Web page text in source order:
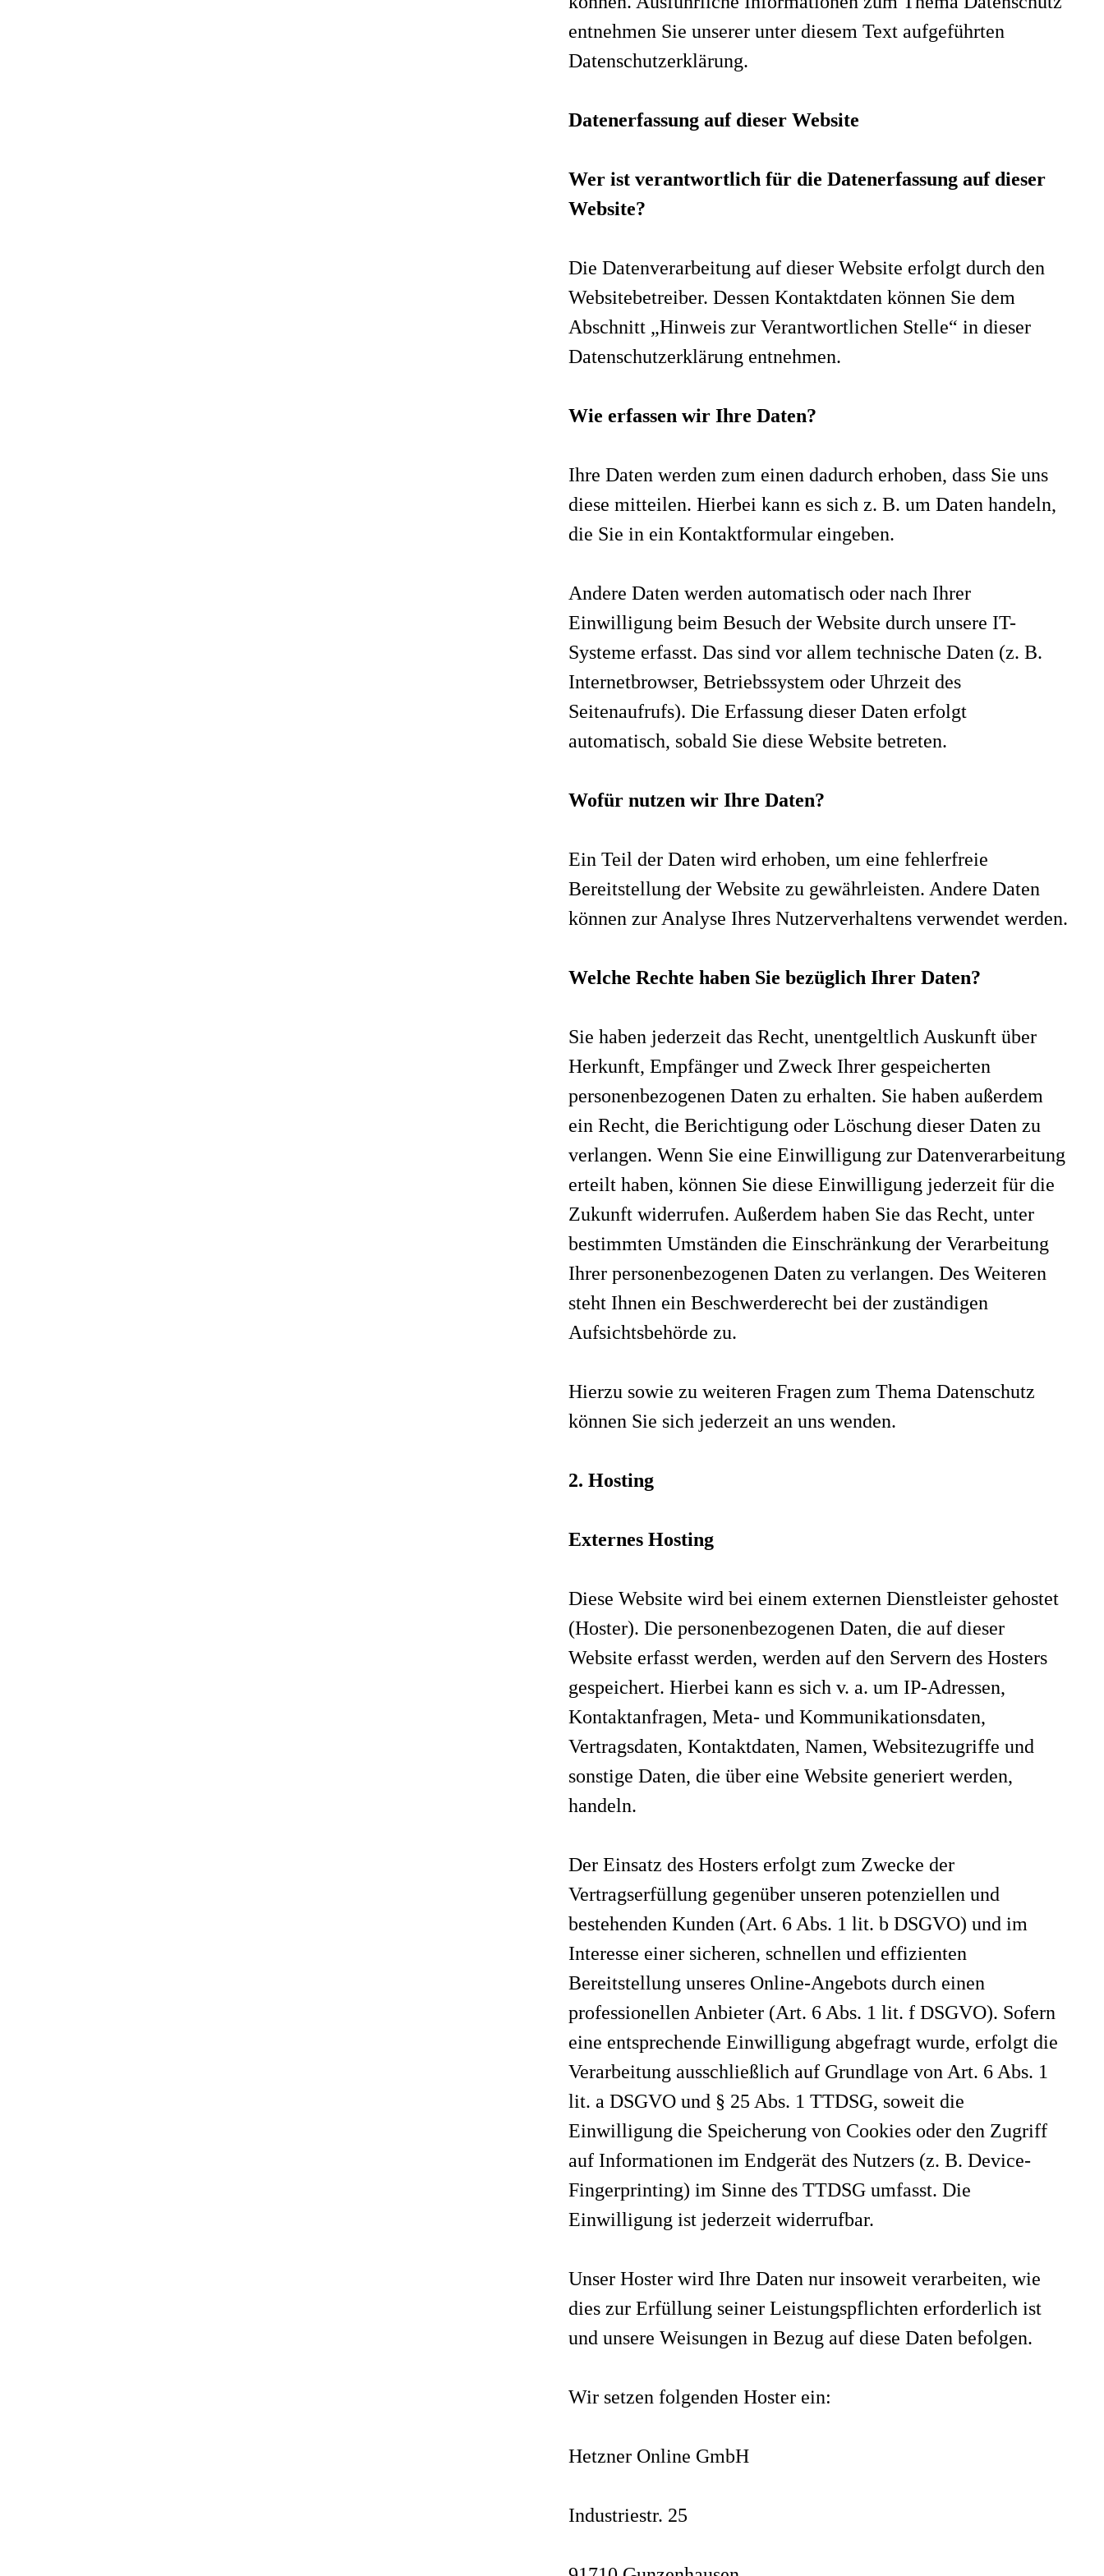
entnehmen Sie unserer unter diesem Text aufgeführten
Datenschutzerklärung.
Datenerfassung auf dieser Website
Wer ist verantwortlich für die Datenerfassung auf dieser
Website?
Die Datenverarbeitung auf dieser Website erfolgt durch den
Websitebetreiber. Dessen Kontaktdaten können Sie dem
Abschnitt „Hinweis zur Verantwortlichen Stelle“ in dieser
Datenschutzerklärung entnehmen.
Wie erfassen wir Ihre Daten?
Ihre Daten werden zum einen dadurch erhoben, dass Sie uns
diese mitteilen. Hierbei kann es sich z. B. um Daten handeln,
die Sie in ein Kontaktformular eingeben.
Andere Daten werden automatisch oder nach Ihrer
Einwilligung beim Besuch der Website durch unsere IT-
Systeme erfasst. Das sind vor allem technische Daten (z. B.
Internetbrowser, Betriebssystem oder Uhrzeit des
Seitenaufrufs). Die Erfassung dieser Daten erfolgt
automatisch, sobald Sie diese Website betreten.
Wofür nutzen wir Ihre Daten?
Ein Teil der Daten wird erhoben, um eine fehlerfreie
Bereitstellung der Website zu gewährleisten. Andere Daten
können zur Analyse Ihres Nutzerverhaltens verwendet werden.
Welche Rechte haben Sie bezüglich Ihrer Daten?
Sie haben jederzeit das Recht, unentgeltlich Auskunft über
Herkunft, Empfänger und Zweck Ihrer gespeicherten
personenbezogenen Daten zu erhalten. Sie haben außerdem
ein Recht, die Berichtigung oder Löschung dieser Daten zu
verlangen. Wenn Sie eine Einwilligung zur Datenverarbeitung
erteilt haben, können Sie diese Einwilligung jederzeit für die
Zukunft widerrufen. Außerdem haben Sie das Recht, unter
bestimmten Umständen die Einschränkung der Verarbeitung
Ihrer personenbezogenen Daten zu verlangen. Des Weiteren
steht Ihnen ein Beschwerderecht bei der zuständigen
Aufsichtsbehörde zu.
Hierzu sowie zu weiteren Fragen zum Thema Datenschutz
können Sie sich jederzeit an uns wenden.
2. Hosting
Externes Hosting
Diese Website wird bei einem externen Dienstleister gehostet
(Hoster). Die personenbezogenen Daten, die auf dieser
Website erfasst werden, werden auf den Servern des Hosters
gespeichert. Hierbei kann es sich v. a. um IP-Adressen,
Kontaktanfragen, Meta- und Kommunikationsdaten,
Vertragsdaten, Kontaktdaten, Namen, Websitezugriffe und
sonstige Daten, die über eine Website generiert werden,
handeln.
Der Einsatz des Hosters erfolgt zum Zwecke der
Vertragserfüllung gegenüber unseren potenziellen und
bestehenden Kunden (Art. 6 Abs. 1 lit. b DSGVO) und im
Interesse einer sicheren, schnellen und effizienten
Bereitstellung unseres Online-Angebots durch einen
professionellen Anbieter (Art. 6 Abs. 1 lit. f DSGVO). Sofern
eine entsprechende Einwilligung abgefragt wurde, erfolgt die
Verarbeitung ausschließlich auf Grundlage von Art. 6 Abs. 1
lit. a DSGVO und § 25 Abs. 1 TTDSG, soweit die
Einwilligung die Speicherung von Cookies oder den Zugriff
auf Informationen im Endgerät des Nutzers (z. B. Device-
Fingerprinting) im Sinne des TTDSG umfasst. Die
Einwilligung ist jederzeit widerrufbar.
Unser Hoster wird Ihre Daten nur insoweit verarbeiten, wie
dies zur Erfüllung seiner Leistungspflichten erforderlich ist
und unsere Weisungen in Bezug auf diese Daten befolgen.
Wir setzen folgenden Hoster ein:
Hetzner Online GmbH
Industriestr. 25